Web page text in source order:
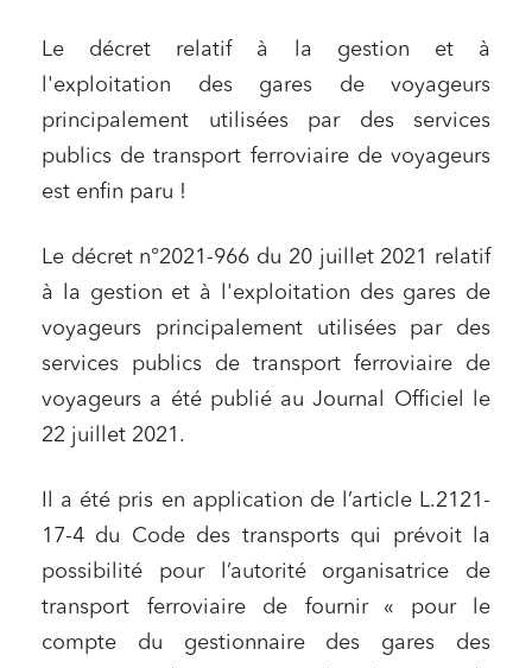
Le décret relatif à la gestion et à
l'exploitation des gares de voyageurs
principalement utilisées par des services
publics de transport ferroviaire de voyageurs
est enfin paru !
Le décret n°2021-966 du 20 juillet 2021 relatif
à la gestion et à l'exploitation des gares de
voyageurs principalement utilisées par des
services publics de transport ferroviaire de
voyageurs a été publié au Journal Officiel le
22 juillet 2021.
Il a été pris en application de l’article L.2121-
17-4 du Code des transports qui prévoit la
possibilité pour l’autorité organisatrice de
transport ferroviaire de fournir « pour le
compte du gestionnaire des gares des